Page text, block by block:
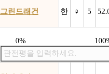
그린드래건 한 ♀ 5
0%
관전평을 입력하세요.